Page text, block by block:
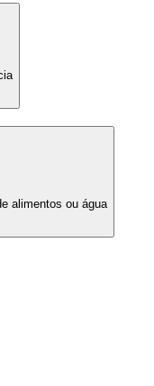
alimentos ou água